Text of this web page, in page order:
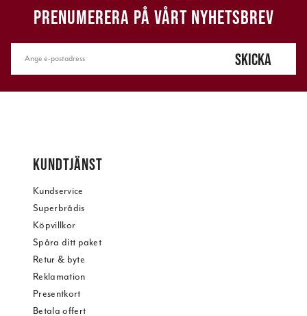
PRENUMERERA PÅ VÅRT NYHETSBREV
SKICKA
KUNDTJÄNST
Kundservice
Superbrådis
Köpvillkor
Spåra ditt paket
Retur & byte
Reklamation
Presentkort
Betala offert